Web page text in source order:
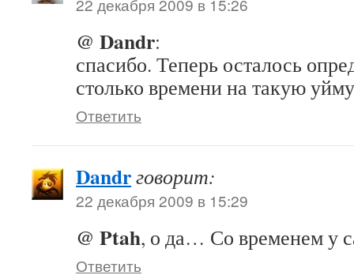
22 декабря 2009 в 15:26
@ Dandr:
спасибо. Теперь осталось
столько времени на такую
Ответить
Dandrговорит:
22 декабря 2009 в 15:29
@ Ptah, о да… Со временем у
Ответить